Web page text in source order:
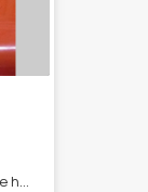
Para relajar, bellas cascadas de humo. Cascadas de humo, hornitos de vela, sahumadores, sahumerios, esencias y mucho mas!